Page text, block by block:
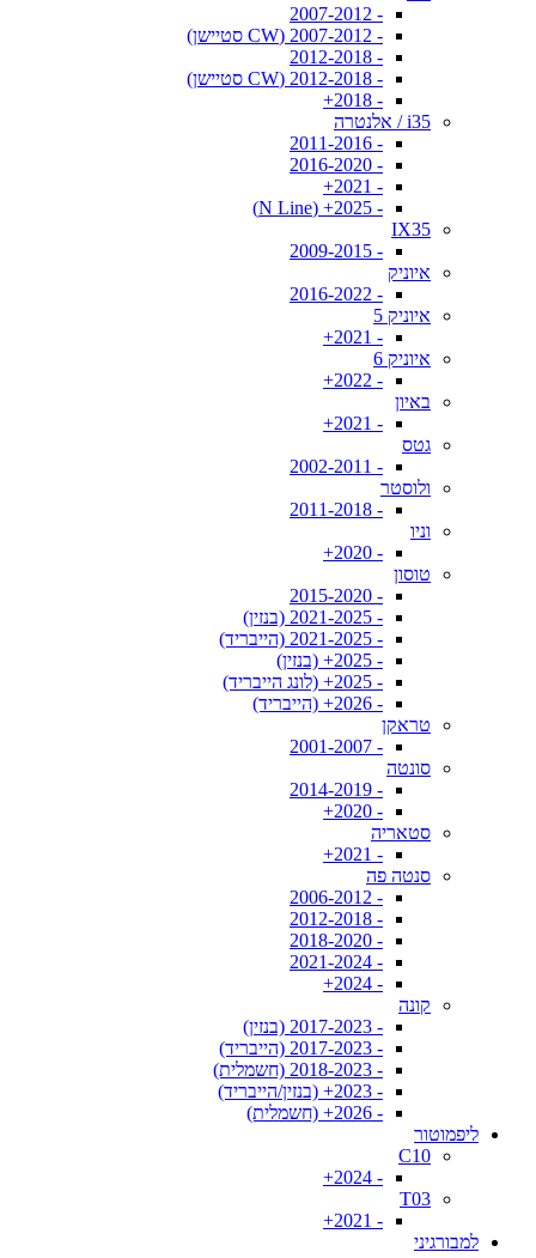
- 2007-2012
- 2007-2012 (CW סטיישן)
- 2012-2018
- 2012-2018 (CW סטיישן)
- 2018+
i35 / אלנטרה
- 2011-2016
- 2016-2020
- 2021+
- 2025+ (N Line)
IX35
- 2009-2015
איוניק
- 2016-2022
איוניק 5
- 2021+
איוניק 6
- 2022+
באיון
- 2021+
גטס
- 2002-2011
ולוסטר
- 2011-2018
וניו
- 2020+
טוסון
- 2015-2020
- 2021-2025 (בנזין)
- 2021-2025 (הייבריד)
- 2025+ (בנזין)
- 2025+ (לונג הייבריד)
- 2026+ (הייבריד)
טראקן
- 2001-2007
סונטה
- 2014-2019
- 2020+
סטאריה
- 2021+
סנטה פה
- 2006-2012
- 2012-2018
- 2018-2020
- 2021-2024
- 2024+
קונה
- 2017-2023 (בנזין)
- 2017-2023 (הייבריד)
- 2018-2023 (חשמלית)
- 2023+ (בנזין/הייבריד)
- 2026+ (חשמלית)
ליפמוטור
C10
- 2024+
T03
- 2021+
למבורגיני